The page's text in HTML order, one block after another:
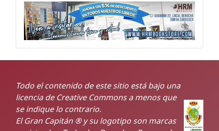
Todo el contenido de este sitio está bajo una
licencia de Creative Commons a menos que
se indique lo contrario.
El Gran Capitán ® y su logotipo son marcas